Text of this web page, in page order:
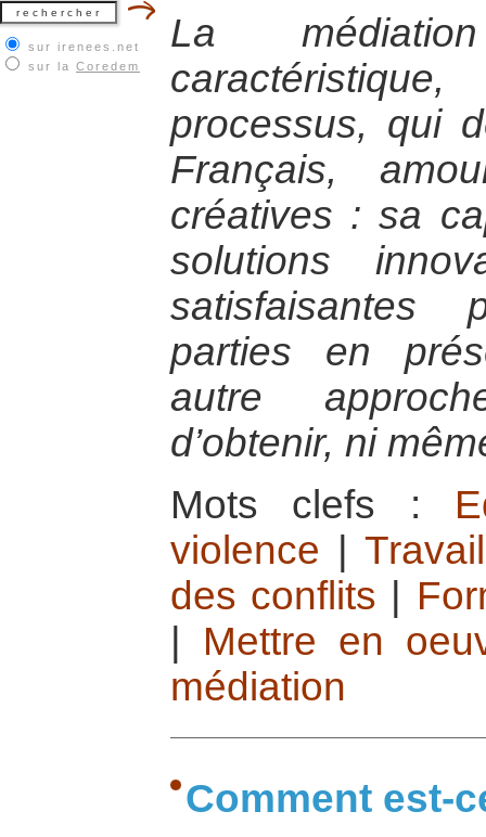
sur irenees.net
sur la Coredem
La
processus, qui
Français,
créatives : sa
solutions
satisfaisantes
parties en
autre
d’obtenir, ni
Mots clefs :
violence
des conflits
Mettre en
médiation
Comment est-